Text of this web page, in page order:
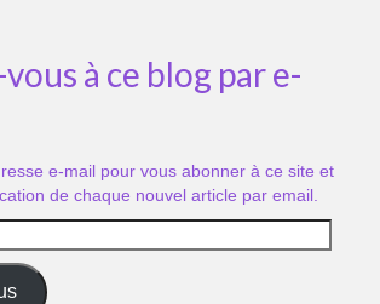
à ce blog par e-
e-mail pour vous abonner à ce site et
de chaque nouvel article par email.